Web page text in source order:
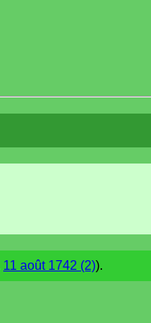
11 août 1742 (2)).